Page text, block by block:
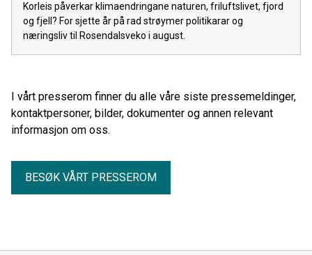
Korleis påverkar klimaendringane naturen, friluftslivet, fjord
og fjell? For sjette år på rad strøymer politikarar og
næringsliv til Rosendalsveko i august.
I vårt presserom finner du alle våre siste pressemeldinger,
kontaktpersoner, bilder, dokumenter og annen relevant
informasjon om oss.
BESØK VÅRT PRESSEROM